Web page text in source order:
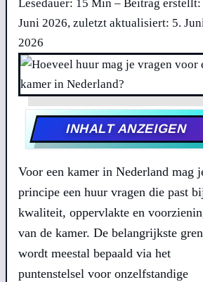
Lesedauer: 15 Min – Beitrag erstellt:
Juni 2026, zuletzt aktualisiert: 5. Juni
2026
INHALT ANZEIGEN
Voor een kamer in Nederland mag
principe een huur vragen die past
kwaliteit, oppervlakte en
van de kamer. De belangrijkste
wordt meestal bepaald via het
puntenstelsel voor onzelfstandige